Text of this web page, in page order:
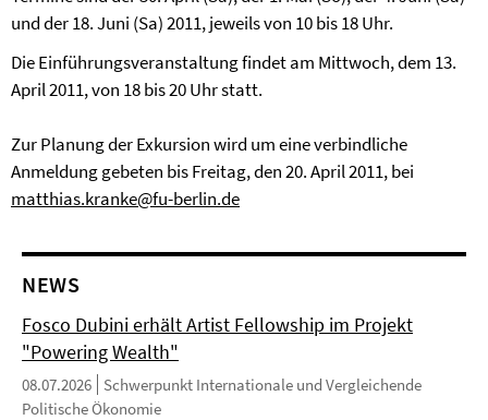
und der 18. Juni (Sa) 2011, jeweils von 10 bis 18 Uhr.
Die Einführungsveranstaltung findet am Mittwoch, dem 13.
April 2011, von 18 bis 20 Uhr statt.
Zur Planung der Exkursion wird um eine verbindliche
Anmeldung gebeten bis Freitag, den 20. April 2011, bei
matthias.kranke@fu-berlin.de
NEWS
Fosco Dubini erhält Artist Fellowship im Projekt
"Powering Wealth"
08.07.2026
Schwerpunkt Internationale und Vergleichende
Politische Ökonomie